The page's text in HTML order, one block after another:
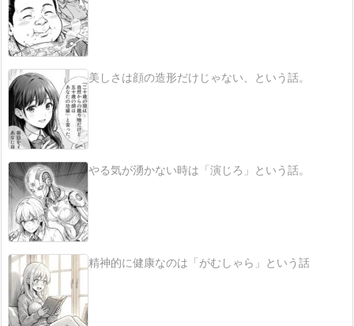
美しさは顔の造形だけじゃない、という話。
やる気が湧かない時は「演じろ」という話。
精神的に健康なのは「がむしゃら」という話